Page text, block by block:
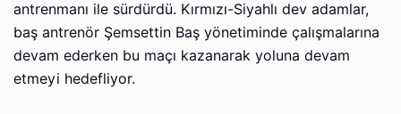
antrenmanı ile sürdürdü. Kırmızı-Siyahlı dev adamlar,
baş antrenör Şemsettin Baş yönetiminde çalışmalarına
devam ederken bu maçı kazanarak yoluna devam
etmeyi hedefliyor.